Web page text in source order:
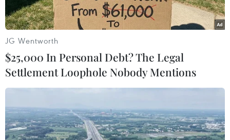
Ủy ban Nhân dân thành phố Hà Nội xác định
một số nhóm giải pháp trọng tâm trong những
tháng cuối năm. Trước hết, thành phố tiếp tục
tập trung tháo gỡ khó khăn cho sản xuất kinh
doanh, cải thiện môi trường đầu tư, tạo điều
kiện thuận lợi để doanh nghiệp ổn định và mở
giải ngân đầu tư công đúng tiến độ và khơi
thông thị trường sẽ là nền tảng thúc đẩy tăng
thu từ khu vực sản xuất kinh doanh.
JG Wentworth
$25,000 In Personal Debt? The Legal
Settlement Loophole Nobody Mentions